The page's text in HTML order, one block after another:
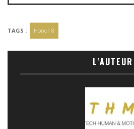
TAGS : Honor 8
L'AUTEUR